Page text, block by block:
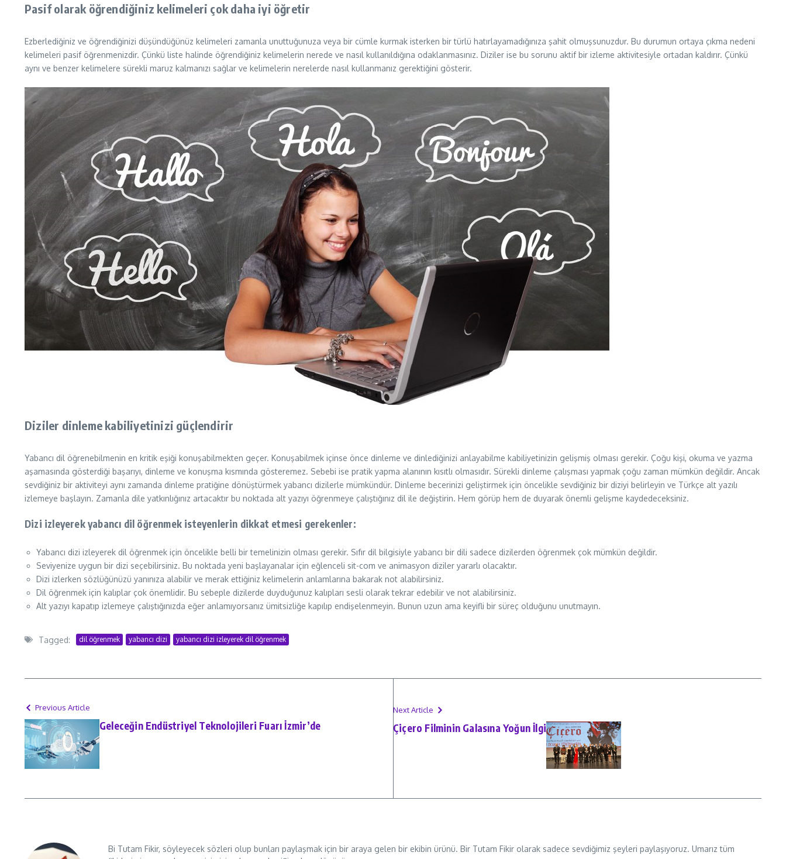
Pasif olarak öğrendiğiniz kelimeleri çok daha iyi öğretir
Ezberlediğiniz ve öğrendiğinizi düşündüğünüz kelimeleri zamanla unuttuğunuza veya bir cümle kurmak isterken bir türlü hatırlayamadığınıza şahit olmuşsunuzdur. Bu durumun ortaya çıkma nedeni
kelimeleri pasif öğrenmenizdir. Çünkü liste halinde öğrendiğiniz kelimelerin nerede ve nasıl kullanıldığına odaklanmasınız. Diziler ise bu sorunu aktif bir izleme aktivitesiyle ortadan kaldırır. Çünkü
aynı ve benzer kelimelere sürekli maruz kalmanızı sağlar ve kelimelerin nerelerde nasıl kullanmanız gerektiğini gösterir.
Diziler dinleme kabiliyetinizi güçlendirir
Yabancı dil öğrenebilmenin en kritik eşiği konuşabilmekten geçer. Konuşabilmek içinse önce dinleme ve dinlediğinizi anlayabilme kabiliyetinizin gelişmiş olması gerekir. Çoğu kişi, okuma ve yazma
aşamasında gösterdiği başarıyı, dinleme ve konuşma kısmında gösteremez. Sebebi ise pratik yapma alanının kısıtlı olmasıdır. Sürekli dinleme çalışması yapmak çoğu zaman mümkün değildir. Ancak
sevdiğiniz bir aktiviteyi aynı zamanda dinleme pratiğine dönüştürmek yabancı dizilerle mümkündür. Dinleme becerinizi geliştirmek için öncelikle sevdiğiniz bir diziyi belirleyin ve Türkçe alt yazılı
izlemeye başlayın. Zamanla dile yatkınlığınız artacaktır bu noktada alt yazıyı öğrenmeye çalıştığınız dil ile değiştirin. Hem görüp hem de duyarak önemli gelişme kaydedeceksiniz.
Dizi izleyerek yabancı dil öğrenmek isteyenlerin dikkat etmesi gerekenler:
Yabancı dizi izleyerek dil öğrenmek için öncelikle belli bir temelinizin olması gerekir. Sıfır dil bilgisiyle yabancı bir dili sadece dizilerden öğrenmek çok mümkün değildir.
Seviyenize uygun bir dizi seçebilirsiniz. Bu noktada yeni başlayanalar için eğlenceli sit-com ve animasyon diziler yararlı olacaktır.
Dizi izlerken sözlüğünüzü yanınıza alabilir ve merak ettiğiniz kelimelerin anlamlarına bakarak not alabilirsiniz.
Dil öğrenmek için kalıplar çok önemlidir. Bu sebeple dizilerde duyduğunuz kalıpları sesli olarak tekrar edebilir ve not alabilirsiniz.
Alt yazıyı kapatıp izlemeye çalıştığınızda eğer anlamıyorsanız ümitsizliğe kapılıp endişelenmeyin. Bunun uzun ama keyifli bir süreç olduğunu unutmayın.
Tagged: dil öğrenmek yabancı dizi yabancı dizi izleyerek dil öğrenmek
Previous Article
Geleceğin Endüstriyel Teknolojileri Fuarı İzmir’de
Next Article
Çiçero Filminin Galasına Yoğun İlgi
Bi Tutam Fikir, söyleyecek sözleri olup bunları paylaşmak için bir araya gelen bir ekibin ürünü. Bir Tutam Fikir olarak sadece sevdiğimiz şeyleri paylaşıyoruz. Umarız tüm